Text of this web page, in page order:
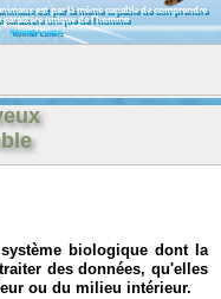
est par là même capable de comprendre
caractère unique de l'homme
Konrad Lorenz
biologique dont la
des données, qu'elles
ou du milieu intérieur.